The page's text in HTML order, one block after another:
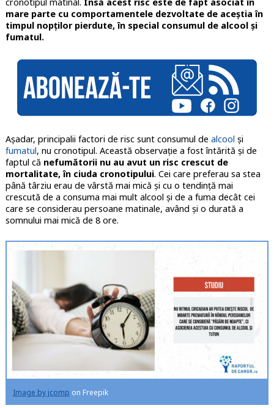
mare parte cu comportamentele dezvoltate de aceștia în
timpul nopților pierdute, în special consumul de alcool și
fumatul.
Așadar, principalii factori de risc sunt consumul de alcool și
fumatul, nu cronotipul. Această observație a fost întărită și de
faptul că nefumătorii nu au avut un risc crescut de
mortalitate, în ciuda cronotipului. Cei care preferau sa stea
până târziu erau de vârstă mai mică și cu o tendință mai
crescută de a consuma mai mult alcool și de a fuma decât cei
care se considerau persoane matinale, având și o durată a
somnului mai mică de 8 ore.
Image by jcomp on Freepik